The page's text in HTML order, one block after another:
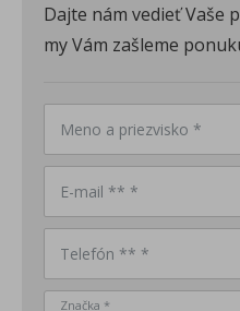
Dajte nám vedieť Vaše
my Vám zašleme
Meno a priezvisko *
E-mail ** *
Telefón ** *
Značka *